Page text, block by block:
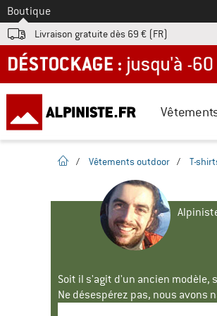
Vers le
Boutique
Livraison gratuite dès 69 € (FR)
DÉSTOCKAGE : jusqu'à -60 %
Page d'accueil
/ Vêtements outdoor / T-
Soit il s'agit d'un ancien modèle,
Ne désespérez pas, nous avons